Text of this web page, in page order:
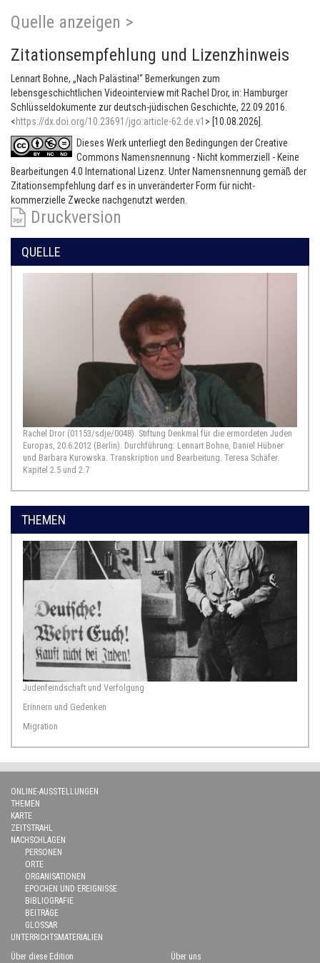
Quelle anzeigen >
Zitationsempfehlung und Lizenzhinweis
Lennart Bohne, „Nach Palästina!“ Bemerkungen zum
lebensgeschichtlichen Videointerview mit Rachel Dror, in: Hamburger
Schlüsseldokumente zur deutsch-jüdischen Geschichte, 22.09.2016.
<https://dx.doi.org/10.23691/jgo:article-62.de.v1 > [10.08.2026].
Dieses Werk unterliegt den Bedingungen der Creative
Commons Namensnennung - Nicht kommerziell - Keine
Bearbeitungen 4.0 International Lizenz. Unter Namensnennung gemäß der
Zitationsempfehlung darf es in unveränderter Form für nicht-
kommerzielle Zwecke nachgenutzt werden.
Druckversion
QUELLE
Rachel Dror (01153/sdje/0048). Stiftung Denkmal für die ermordeten Juden
Europas, 20.6.2012 (Berlin). Durchführung: Lennart Bohne, Daniel Hübner
und Barbara Kurowska. Transkription und Bearbeitung. Teresa Schäfer.
Kapitel 2.5 und 2.7
THEMEN
Judenfeindschaft und Verfolgung
Erinnern und Gedenken
Migration
ONLINE-AUSSTELLUNGEN
THEMEN
KARTE
ZEITSTRAHL
NACHSCHLAGEN
PERSONEN
ORTE
ORGANISATIONEN
EPOCHEN UND EREIGNISSE
BIBLIOGRAFIE
BEITRÄGE
GLOSSAR
UNTERRICHTSMATERIALIEN
Über diese Edition
Über uns